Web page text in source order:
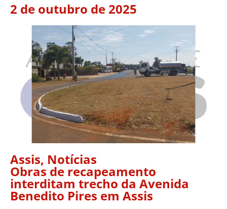
2 de outubro de 2025
Assis, Notícias
Obras de recapeamento
interditam trecho da Avenida
Benedito Pires em Assis